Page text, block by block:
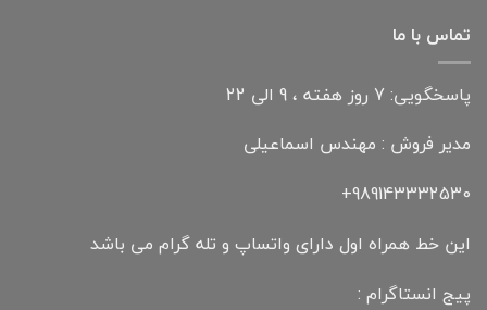
تماس با ما
پاسخگویی: 7 روز هفته ، 9 الی 22
مدیر فروش : مهندس اسماعیلی
989143332530+
این خط همراه اول دارای واتساپ و تله گرام می باشد
پیج انستاگرام :